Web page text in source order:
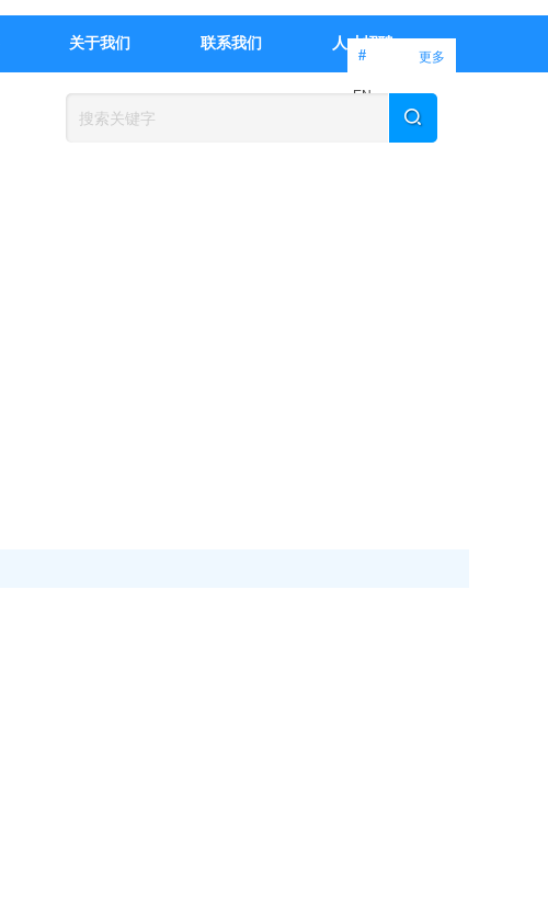
# 更多
EN
关于我们 联系我们 人才招聘